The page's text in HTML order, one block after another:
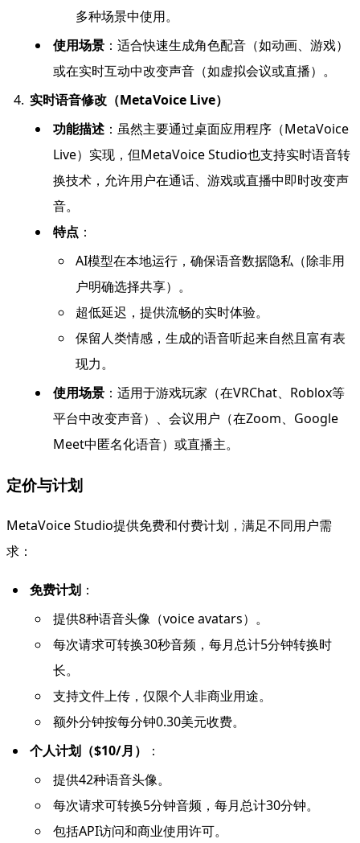
多种场景中使用。
使用场景：适合快速生成角色配音（如动画、游戏）
或在实时互动中改变声音（如虚拟会议或直播）。
实时语音修改（MetaVoice Live）
功能描述：虽然主要通过桌面应用程序（MetaVoice
Live）实现，但MetaVoice Studio也支持实时语音转
换技术，允许用户在通话、游戏或直播中即时改变声
音。
特点 ：
AI模型在本地运行，确保语音数据隐私（除非用
户明确选择共享）。
超低延迟，提供流畅的实时体验。
保留人类情感，生成的语音听起来自然且富有表
现力。
使用场景：适用于游戏玩家（在VRChat、Roblox等
平台中改变声音）、会议用户（在Zoom、Google
Meet中匿名化语音）或直播主。
定价与计划
MetaVoice Studio提供免费和付费计划，满足不同用户需
求：
免费计划：
提供8种语音头像（voice avatars）。
每次请求可转换30秒音频，每月总计5分钟转换时
长。
支持文件上传，仅限个人非商业用途。
额外分钟按每分钟0.30美元收费。
个人计划（$10/月）
：
提供42种语音头像。
每次请求可转换5分钟音频，每月总计30分钟。
包括API访问和商业使用许可。